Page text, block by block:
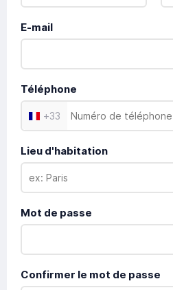
E-mail
Téléphone
+33
Lieu d'habitation
Mot de passe
Confirmer le mot de passe